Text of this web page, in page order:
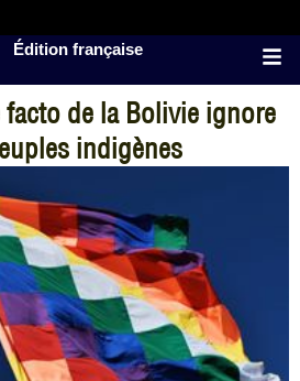
Édition française
facto de la Bolivie ignore
indigènes